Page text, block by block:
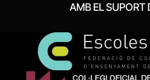
AMB EL SUPORT